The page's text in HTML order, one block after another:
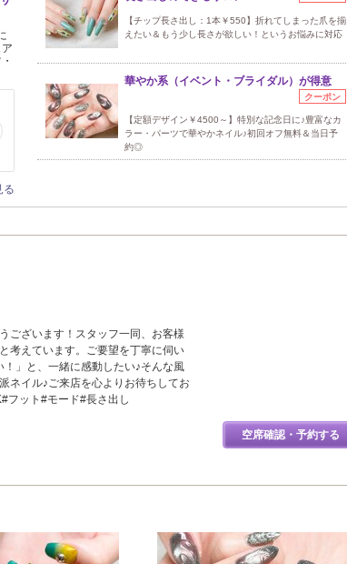
る
る
【チップ長さ出し：1本￥550】折れてしまった爪を揃
えたい＆もう少し長さが欲しい！というお悩みに対応
華やか系（イベント・ブライダル）が得意
クーポン
【定額デザイン￥4500～】特別な記念日に♪豊富なカ
ラー・パーツで華やかネイル♪初回オフ無料＆当日予
約◎
ございます！スタッフ一同、お客様
考えています。ご要望を丁寧に伺い
」と、一緒に感動したい♪そんな風
ネイル♪ご来店を心よりお待ちしてお
フット#モード#長さ出し
空席確認・予約する